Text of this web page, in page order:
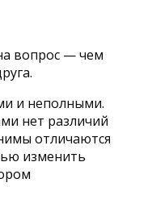
вопрос — чем
и неполными.
нет различий
отличаются
изменить